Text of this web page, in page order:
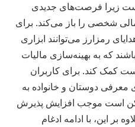
زیرا فرصت‌های جدیدی
شخصی را باز می‌کند. برای
رمزارز می‌توانند ابزاری
که به بهینه‌سازی مالیات
کمک کند. برای کاربران
معرفی دوستان و خانواده به
است موجب افزایش پذیرش
بر این، با ادامه ادغام